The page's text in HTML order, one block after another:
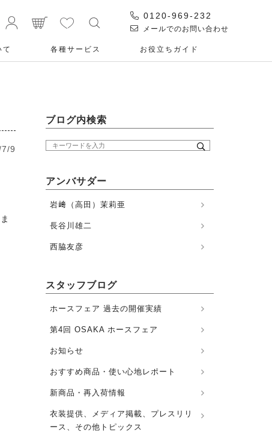
0120-969-232
メールでのお問い合わせ
て 各種サービス お役⽴ちガイド
9
ブログ内検索
アンバサダー
岩﨑（高田）茉莉亜
長谷川雄二
西脇友彦
スタッフブログ
ホースフェア 過去の開催実績
第4回 OSAKA ホースフェア
お知らせ
おすすめ商品・使い心地レポート
新商品・再入荷情報
衣装提供、メディア掲載、プレスリリ
ース、その他トピックス